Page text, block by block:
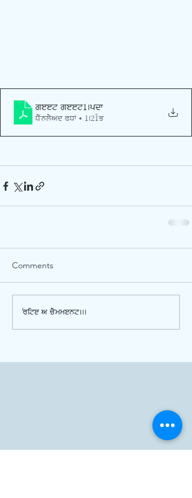
geet geet1.pdf
Download PDF • 1.21MB
Comments
Write a comment...